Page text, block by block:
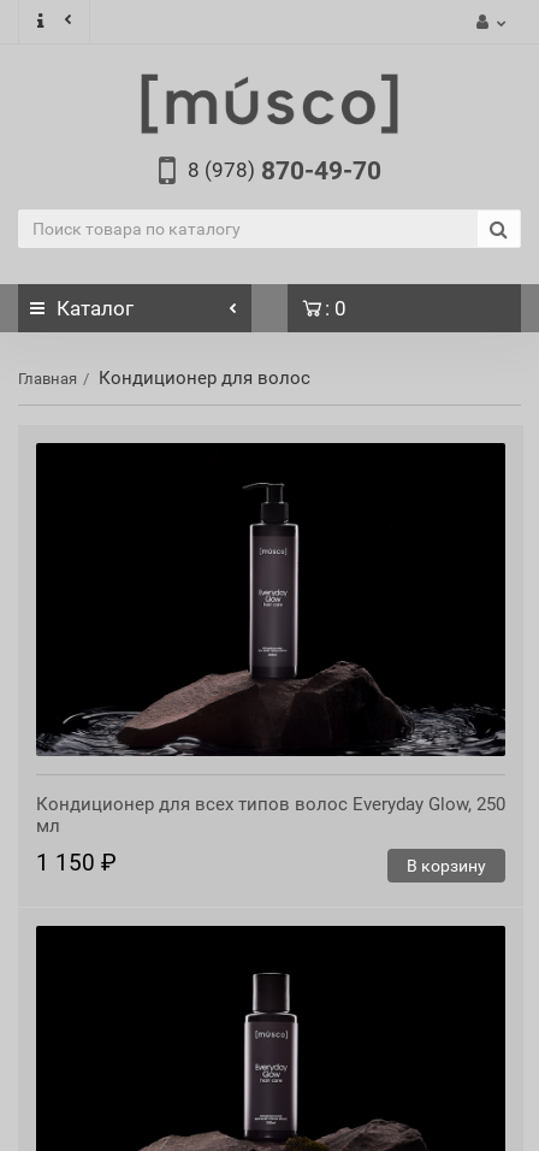
8 (978) 870-49-70
Каталог : 0
Главная Кондиционер для волос
Кондиционер для всех типов волос Everyday Glow, 250
мл
1 150 ₽ В корзину